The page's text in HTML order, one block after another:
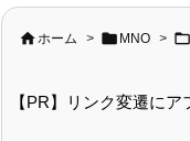
 ホーム >  MNO > 
【PR】リンク変遷に